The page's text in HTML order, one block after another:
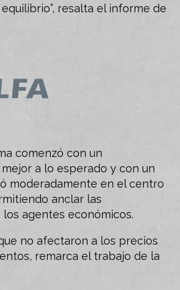
resalta el informe de
comenzó con un
a lo esperado y con un
moderadamente en el centro
anclar las
agentes económicos.
no afectaron a los precios
remarca el trabajo de la